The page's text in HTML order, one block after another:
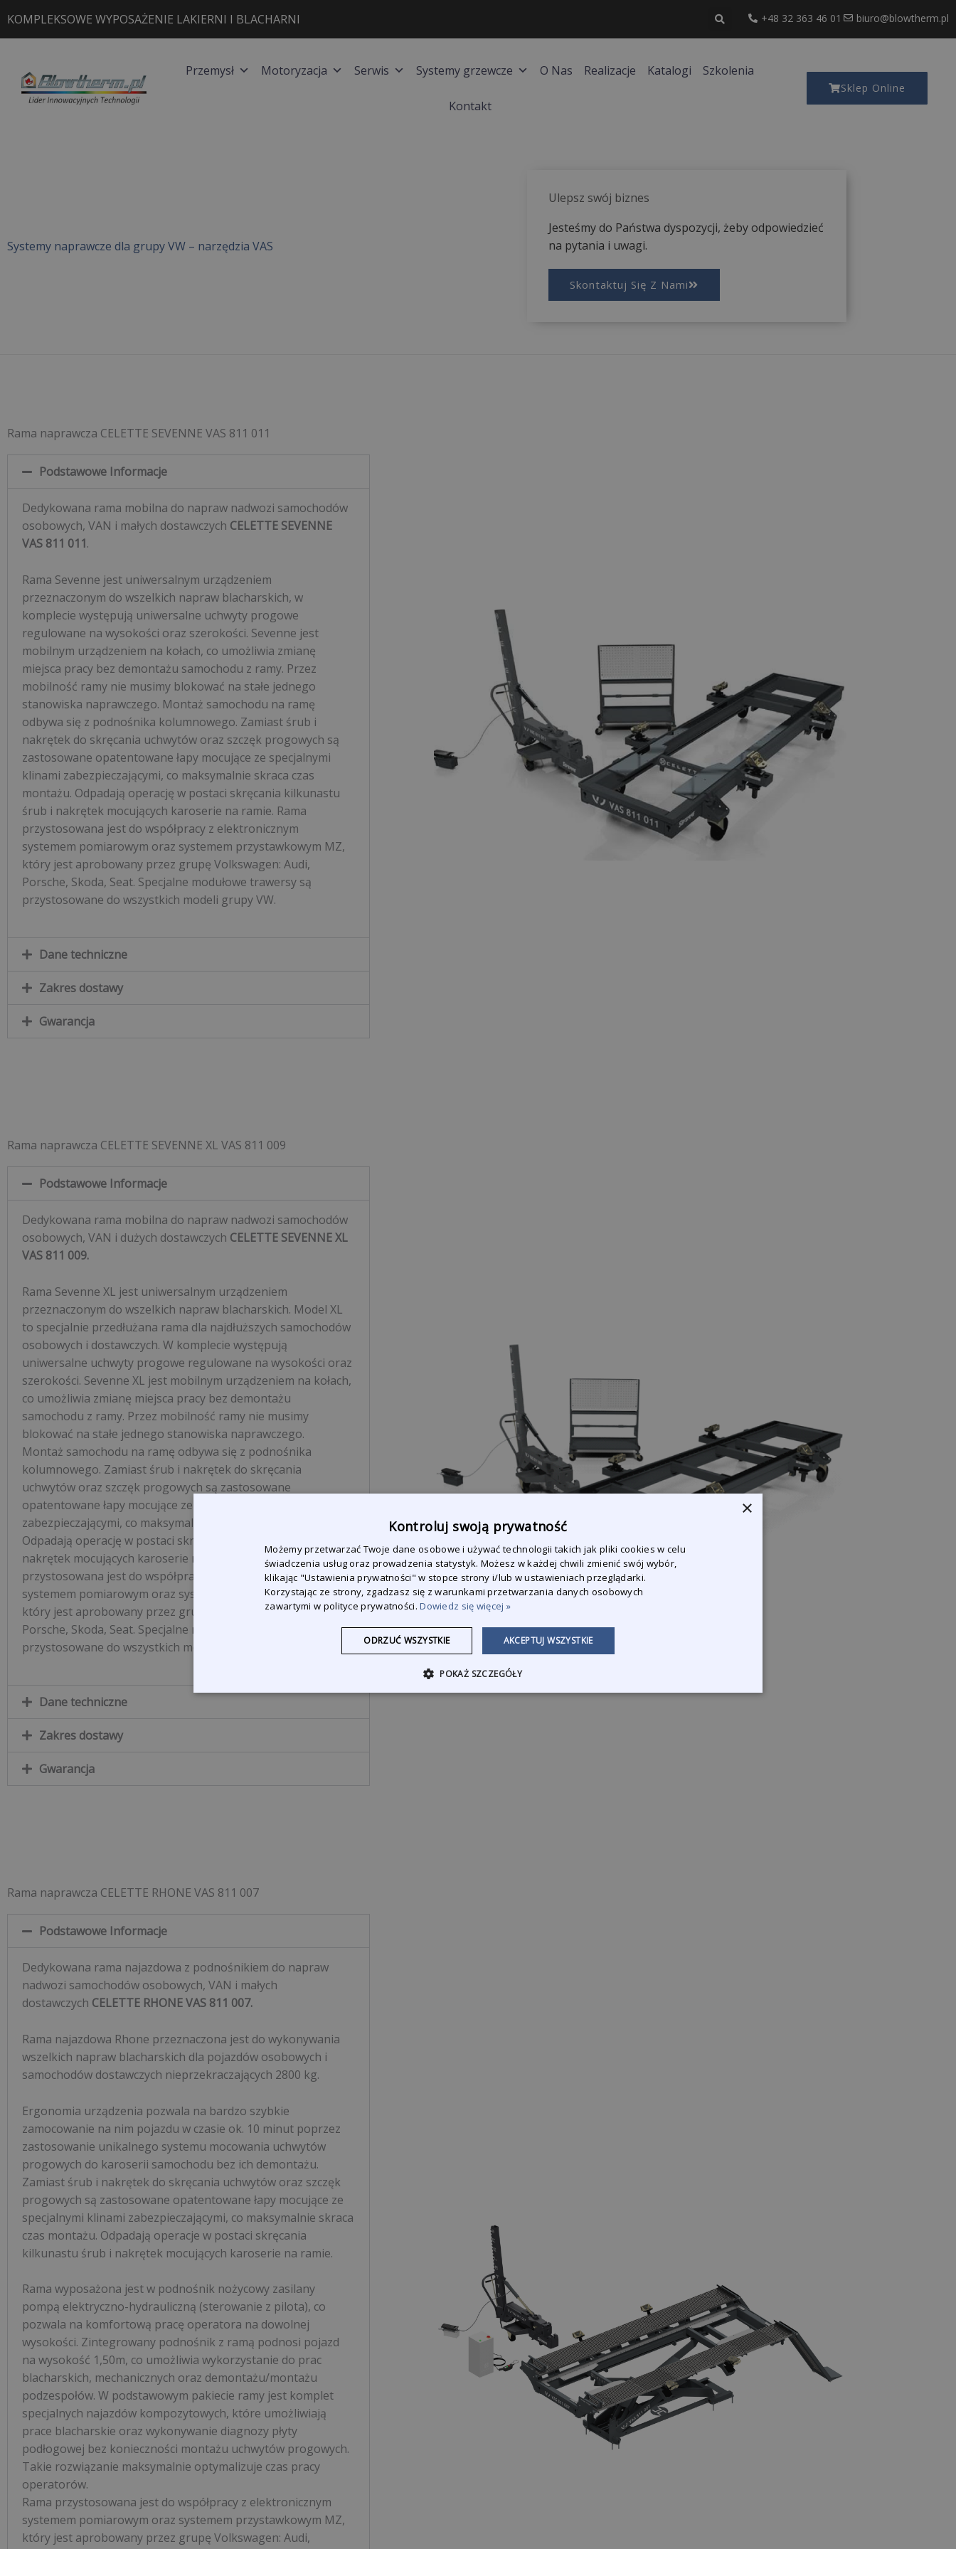
do
treści
KOMPLEKSOWE WYPOSAŻENIE LAKIERNI I BLACHARNI +48 32 363 46 01 biuro@blowtherm.pl
Przemysł Motoryzacja Serwis Systemy grzewcze O Nas Realizacje Katalogi Szkolenia
Kontakt
Sklep Online
Systemy naprawcze dla grupy VW – narzędzia VAS
Ulepsz swój biznes
Jesteśmy do Państwa dyspozycji, żeby odpowiedzieć
na pytania i uwagi.
Skontaktuj Się Z Nami
Rama naprawcza CELETTE SEVENNE VAS 811 011
Podstawowe Informacje
Dedykowana rama mobilna do napraw nadwozi samochodów
osobowych, VAN i małych dostawczych CELETTE SEVENNE
VAS 811 011.
Rama Sevenne jest uniwersalnym urządzeniem
przeznaczonym do wszelkich napraw blacharskich, w
komplecie występują uniwersalne uchwyty progowe
regulowane na wysokości oraz szerokości. Sevenne jest
mobilnym urządzeniem na kołach, co umożliwia zmianę
miejsca pracy bez demontażu samochodu z ramy. Przez
mobilność ramy nie musimy blokować na stałe jednego
stanowiska naprawczego. Montaż samochodu na ramę
odbywa się z podnośnika kolumnowego. Zamiast śrub i
nakrętek do skręcania uchwytów oraz szczęk progowych są
zastosowane opatentowane łapy mocujące ze specjalnymi
klinami zabezpieczającymi, co maksymalnie skraca czas
montażu. Odpadają operację w postaci skręcania kilkunastu
śrub i nakrętek mocujących karoserie na ramie. Rama
przystosowana jest do współpracy z elektronicznym
systemem pomiarowym oraz systemem przystawkowym MZ,
który jest aprobowany przez grupę Volkswagen: Audi,
Porsche, Skoda, Seat. Specjalne modułowe trawersy są
przystosowane do wszystkich modeli grupy VW.
Dane techniczne
Zakres dostawy
Gwarancja
Rama naprawcza CELETTE SEVENNE XL VAS 811 009
Podstawowe Informacje
Dedykowana rama mobilna do napraw nadwozi samochodów
osobowych, VAN i dużych dostawczych CELETTE SEVENNE XL
VAS 811 009.
Rama Sevenne XL jest uniwersalnym urządzeniem
przeznaczonym do wszelkich napraw blacharskich. Model XL
to specjalnie przedłużana rama dla najdłuższych samochodów
osobowych i dostawczych. W komplecie występują
uniwersalne uchwyty progowe regulowane na wysokości oraz
szerokości. Sevenne XL jest mobilnym urządzeniem na kołach,
co umożliwia zmianę miejsca pracy bez demontażu
samochodu z ramy. Przez mobilność ramy nie musimy
blokować na stałe jednego stanowiska naprawczego.
Montaż samochodu na ramę odbywa się z podnośnika
kolumnowego. Zamiast śrub i nakrętek do skręcania
uchwytów oraz szczęk progowych są zastosowane
opatentowane łapy mocujące ze specjalnymi klinami
zabezpieczającymi, co maksymalnie skraca czas montażu.
Odpadają operację w postaci skręcania kilkunastu śrub i
nakrętek mocujących karoserie na ramie. Rama
przystosowana jest do współpracy z elektronicznym
systemem pomiarowym oraz systemem przystawkowym MZ,
który jest aprobowany przez grupę Volkswagen: Audi,
Porsche, Skoda, Seat. Specjalne modułowe trawersy są
przystosowane do wszystkich modeli grupy VW.
Dane techniczne
Zakres dostawy
Gwarancja
Rama naprawcza CELETTE RHONE VAS 811 007
Podstawowe Informacje
Dedykowana rama najazdowa z podnośnikiem do napraw
nadwozi samochodów osobowych, VAN i małych
dostawczych CELETTE RHONE VAS 811 007.
Rama najazdowa Rhone przeznaczona jest do wykonywania
wszelkich napraw blacharskich dla pojazdów osobowych i
samochodów dostawczych nieprzekraczających 2800 kg.
Ergonomia urządzenia pozwala na bardzo szybkie
zamocowanie na nim pojazdu w czasie ok. 10 minut poprzez
zastosowanie unikalnego systemu mocowania uchwytów
progowych do karoserii samochodu bez ich demontażu.
Zamiast śrub i nakrętek do skręcania uchwytów oraz szczęk
progowych są zastosowane opatentowane łapy mocujące ze
specjalnymi klinami zabezpieczającymi, co maksymalnie skraca
czas montażu. Odpadają operacje w postaci skręcania
kilkunastu śrub i nakrętek mocujących karoserie na ramie.
Rama wyposażona jest w podnośnik nożycowy zasilany
pompą elektryczno-hydrauliczną (sterowanie z pilota), co
pozwala na komfortową pracę operatora na dowolnej
wysokości. Zintegrowany podnośnik z ramą podnosi pojazd
na wysokość 1,50m, co umożliwia wykorzystanie do prac
blacharskich, mechanicznych oraz demontażu/montażu
podzespołów. W podstawowym pakiecie ramy jest komplet
specjalnych najazdów kompozytowych, które umożliwiają
prace blacharskie oraz wykonywanie diagnozy płyty
podłogowej bez konieczności montażu uchwytów progowych.
Takie rozwiązanie maksymalnie optymalizuje czas pracy
operatorów.
Rama przystosowana jest do współpracy z elektronicznym
systemem pomiarowym oraz systemem przystawkowym MZ,
który jest aprobowany przez grupę Volkswagen: Audi,
×
Kontroluj swoją prywatność
Możemy przetwarzać Twoje dane osobowe i używać technologii takich jak pliki cookies w celu
świadczenia usług oraz prowadzenia statystyk. Możesz w każdej chwili zmienić swój wybór,
klikając "Ustawienia prywatności" w stopce strony i/lub w ustawieniach przeglądarki.
Korzystając ze strony, zgadzasz się z warunkami przetwarzania danych osobowych
zawartymi w polityce prywatności.Dowiedz się więcej »
AKCEPTUJ WSZYSTKIE
ODRZUĆ WSZYSTKIE
POKAŻ SZCZEGÓŁY